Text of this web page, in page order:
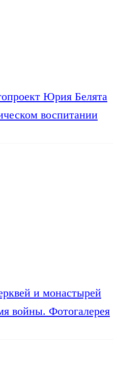
Юрия Белята
воспитании
и монастырей
войны. Фотогалерея